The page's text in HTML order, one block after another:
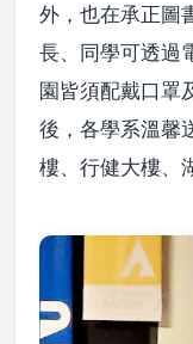
外，也在承正圖
長、同學可透過
園皆須配戴口罩
後，各學系溫馨
樓、行健大樓、